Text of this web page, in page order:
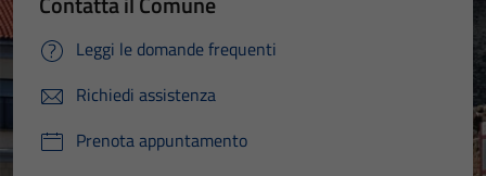
Leggi le domande frequenti
Richiedi assistenza
Prenota appuntamento